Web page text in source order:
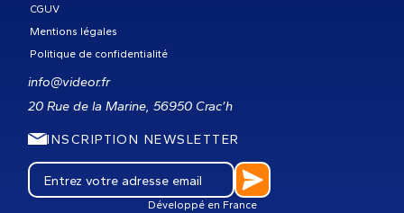
info@videor.fr
20 Rue de la Marine, 56950 Crac’h
INSCRIPTION NEWSLETTER
Développé en France
CGUV
Mentions légales
Politique de confidentialité